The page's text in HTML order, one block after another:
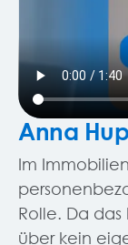
Anna
Im
Rolle. Da
über kein